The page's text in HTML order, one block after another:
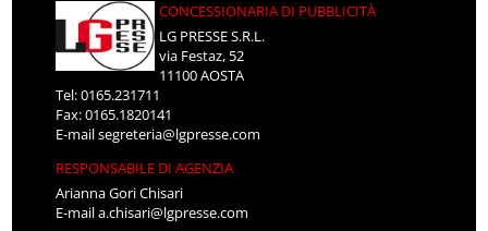
CONCESSIONARIA DI PUBBLICITÀ
LG PRESSE S.R.L.
via Festaz, 52
11100 AOSTA
Tel: 0165.231711
Fax: 0165.1820141
E-mailsegreteria@lgpresse.com
RESPONSABILE DI AGENZIA
Arianna Gori Chisari
E-maila.chisari@lgpresse.com